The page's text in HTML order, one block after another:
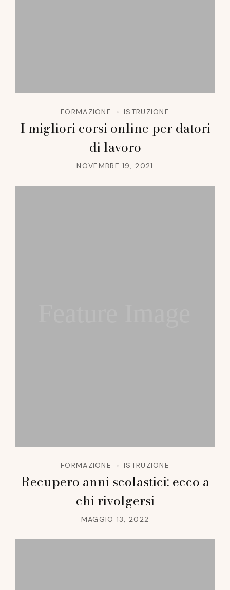
FORMAZIONE ISTRUZIONE
I migliori corsi online per datori
di lavoro
NOVEMBRE 19, 2021
FORMAZIONE ISTRUZIONE
Recupero anni scolastici: ecco a
chi rivolgersi
MAGGIO 13, 2022